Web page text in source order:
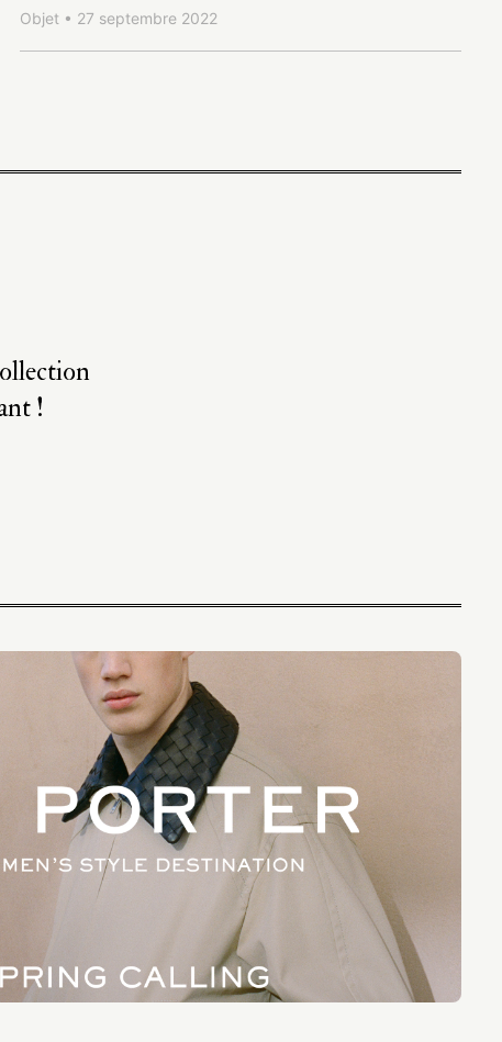
Objet • 27 septembre 2022
!